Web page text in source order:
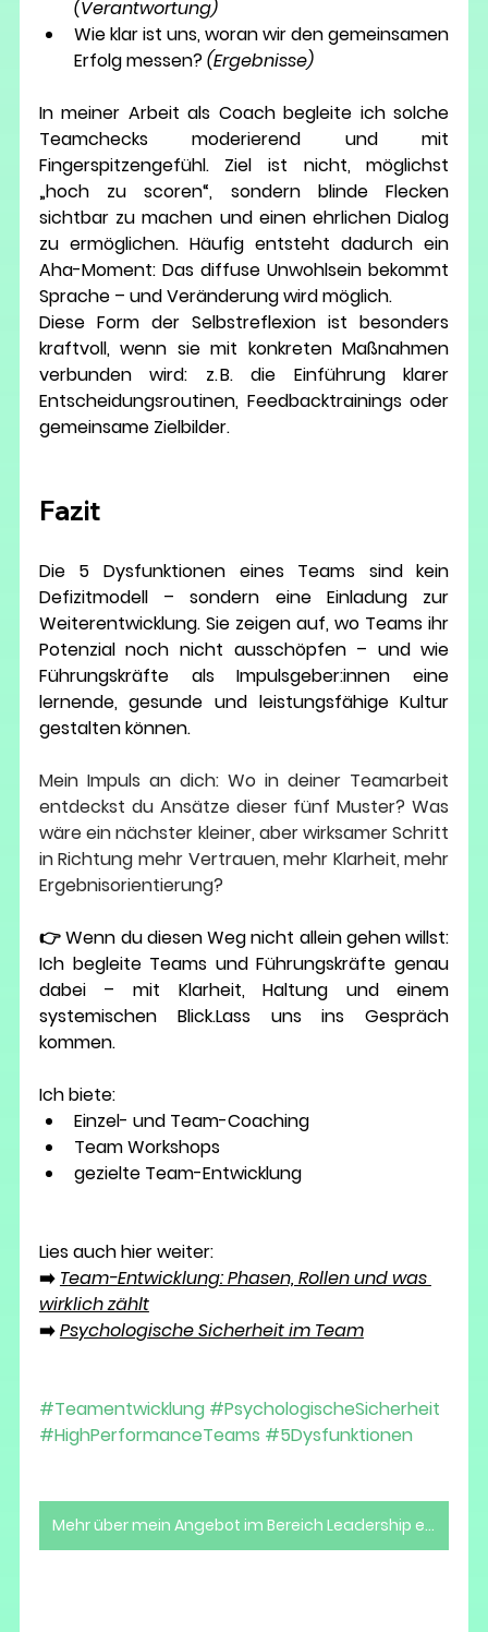
(Verantwortung)
Wie klar ist uns, woran wir den gemeinsamen
Erfolg messen? (Ergebnisse)
In meiner Arbeit als Coach begleite ich solche
Teamchecks moderierend und mit
Fingerspitzengefühl. Ziel ist nicht, möglichst
sichtbar zu machen und einen ehrlichen Dialog
zu ermöglichen. Häufig entsteht dadurch ein
Aha-Moment: Das diffuse Unwohlsein bekommt
Sprache – und Veränderung wird möglich.
Diese Form der Selbstreflexion ist besonders
kraftvoll, wenn sie mit konkreten Maßnahmen
verbunden wird: z. B. die Einführung klarer
Entscheidungsroutinen, Feedbacktrainings oder
gemeinsame Zielbilder.
Fazit
Die 5 Dysfunktionen eines Teams sind kein
Defizitmodell – sondern eine Einladung zur
Weiterentwicklung. Sie zeigen auf, wo Teams ihr
Potenzial noch nicht ausschöpfen – und wie
Führungskräfte als Impulsgeber:innen eine
lernende, gesunde und leistungsfähige Kultur
gestalten können.
Mein Impuls an dich: Wo in deiner Teamarbeit
entdeckst du Ansätze dieser fünf Muster? Was
wäre ein nächster kleiner, aber wirksamer Schritt
in Richtung mehr Vertrauen, mehr Klarheit, mehr
Ergebnisorientierung?
👉 Wenn du diesen Weg nicht allein gehen willst:
Ich begleite Teams und Führungskräfte genau
dabei – mit Klarheit, Haltung und einem
systemischen Blick.Lass uns ins Gespräch
kommen.
Ich biete:
Einzel- und Team-Coaching
Team Workshops
gezielte Team-Entwicklung
Lies auch hier weiter:
➡️ Team-Entwicklung: Phasen, Rollen und was
wirklich zählt
➡️ Psychologische Sicherheit im Team
#Teamentwicklung #PsychologischeSicherheit
#HighPerformanceTeams #5Dysfunktionen
Mehr über mein Angebot im Bereich Leadership erfahren >>